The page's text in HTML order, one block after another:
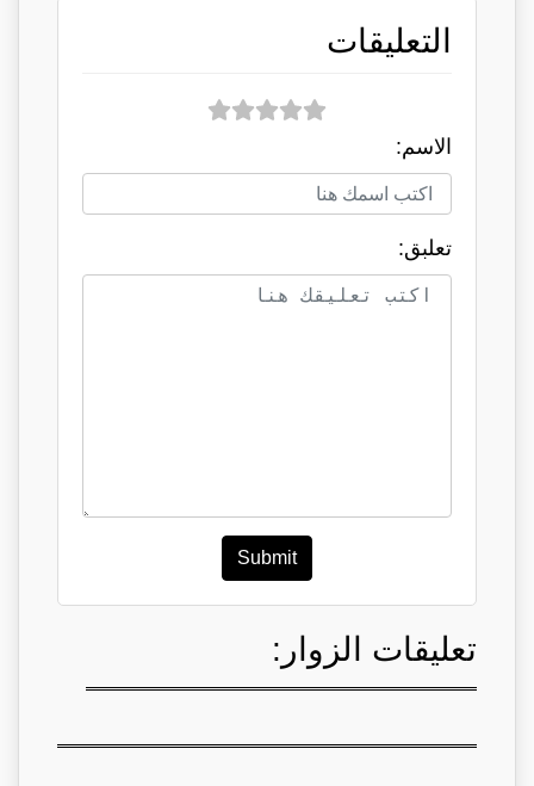
التعليقات
الاسم:
تعلبق:
Submit
تعليقات الزوار: